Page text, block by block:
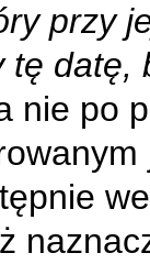
przy
tę datę,
nie po
we